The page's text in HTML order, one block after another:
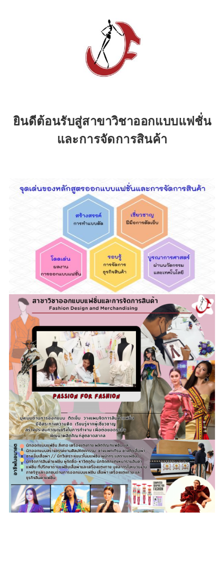
ยินดีต้อนรับสู่สาขาวิชาออกแบบแฟชั่น
และการจัดการสินค้า